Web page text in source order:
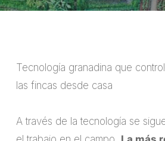
Tecnología granadina que
las fincas desde casa
A través de la tecnología se